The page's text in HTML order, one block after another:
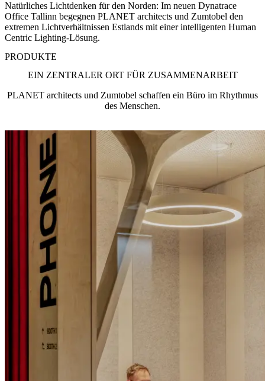
Natürliches Lichtdenken für den Norden: Im neuen Dynatrace
Office Tallinn begegnen PLANET architects und Zumtobel den
extremen Lichtverhältnissen Estlands mit einer intelligenten Human
Centric Lighting-Lösung.
PRODUKTE
EIN ZENTRALER ORT FÜR ZUSAMMENARBEIT
PLANET architects und Zumtobel schaffen ein Büro im Rhythmus
des Menschen.